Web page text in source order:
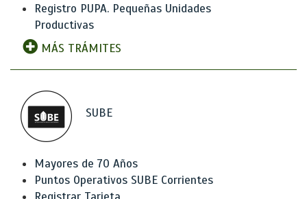
Registro PUPA. Pequeñas Unidades
Productivas
MÁS TRÁMITES
SUBE
Mayores de 70 Años
Puntos Operativos SUBE Corrientes